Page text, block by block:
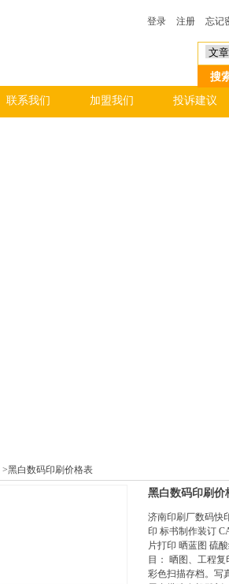
联系我们 加盟我们 投诉建议
登录 注册 忘记
>黑白数码印刷价格表
黑白数码印刷价
济南印刷厂数码快
印 标书制作装订
片打印 晒蓝图 硫
目： 晒图、工程
彩色扫描存档。写